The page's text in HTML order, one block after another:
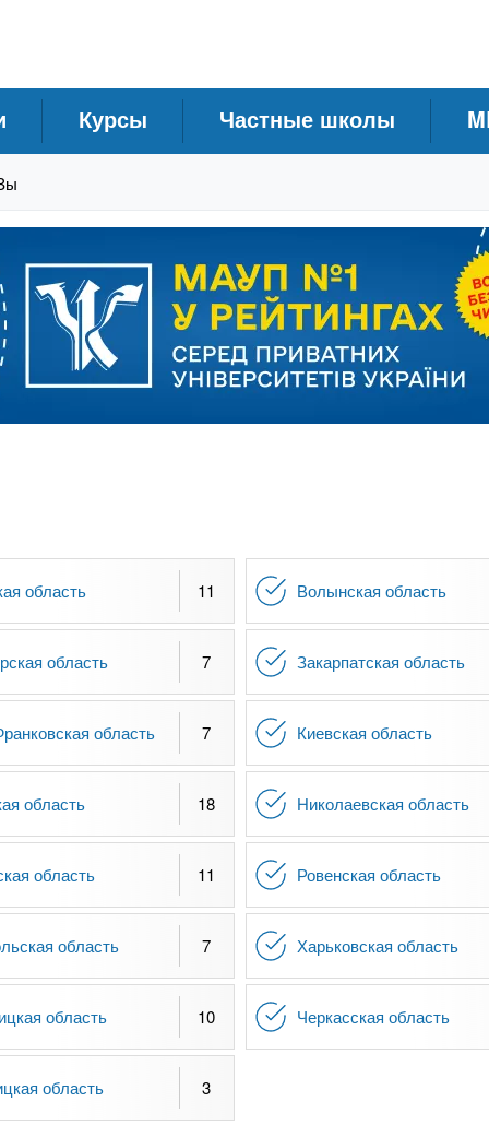
Курсы Частные школы
область 11 Волынская область
область 7 Закарпатская область
область 7 Киевская область
область 18 Николаевская область
область 11 Ровенская область
область 7 Харьковская область
область 10 Черкасская область
область 3